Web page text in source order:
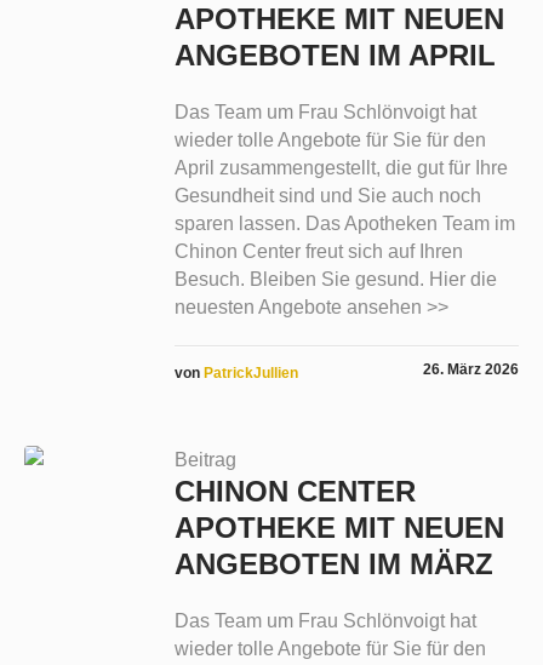
APOTHEKE MIT NEUEN
ANGEBOTEN IM APRIL
Das Team um Frau Schlönvoigt hat
wieder tolle Angebote für Sie für den
April zusammengestellt, die gut für Ihre
Gesundheit sind und Sie auch noch
sparen lassen. Das Apotheken Team im
Chinon Center freut sich auf Ihren
Besuch. Bleiben Sie gesund. Hier die
neuesten Angebote ansehen >>
26. März 2026
von PatrickJullien
Beitrag
CHINON CENTER
APOTHEKE MIT NEUEN
ANGEBOTEN IM MÄRZ
Das Team um Frau Schlönvoigt hat
wieder tolle Angebote für Sie für den